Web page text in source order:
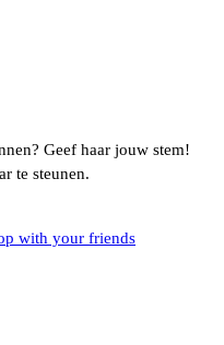
Geef haar jouw stem!
te steunen.